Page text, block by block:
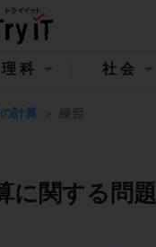
理科 社会
計算 練習
に関する問題